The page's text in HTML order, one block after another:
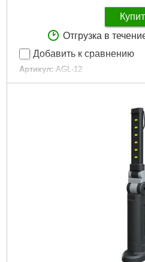
Отгрузка в
Добавить к сравнению
Артикул: AGL-12
Код товара: 22.40.58